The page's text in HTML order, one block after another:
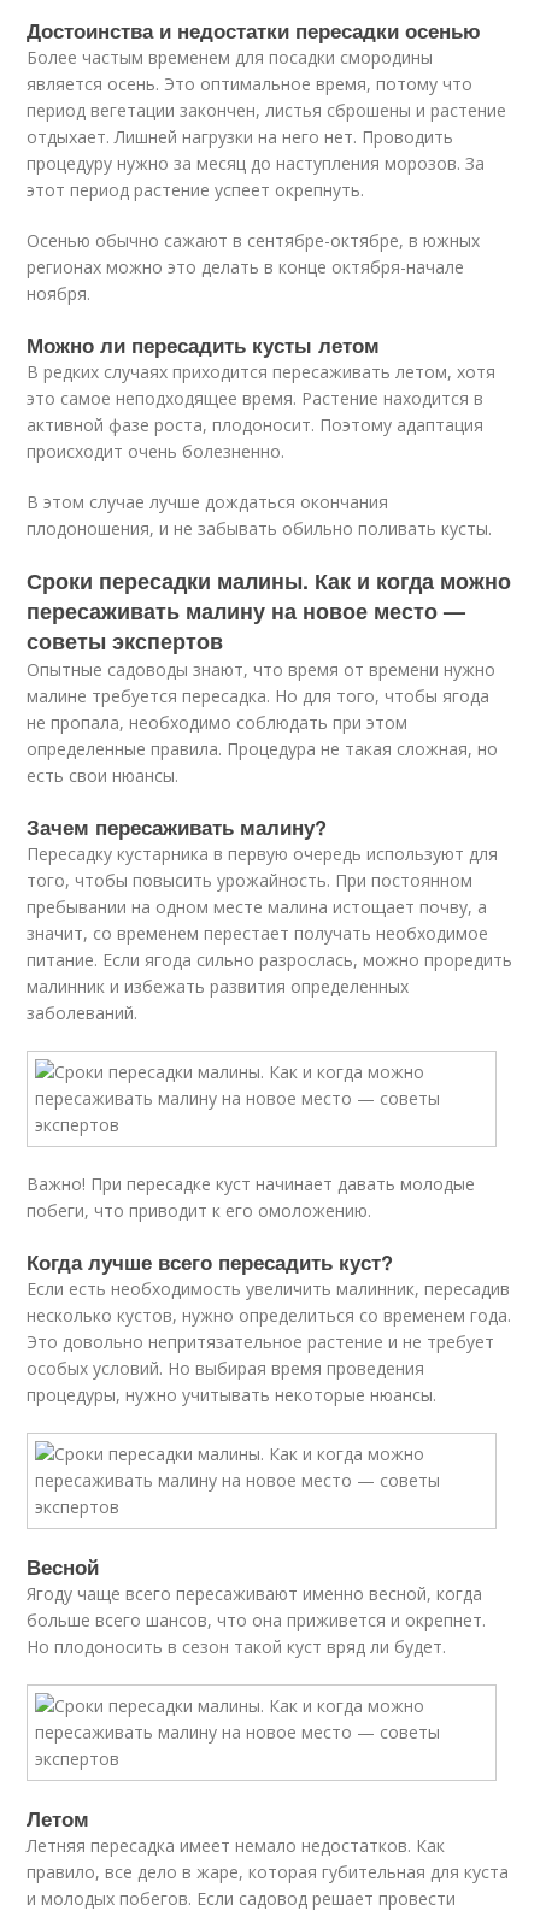
Достоинства и недостатки пересадки осенью
Более частым временем для посадки смородины
является осень. Это оптимальное время, потому что
период вегетации закончен, листья сброшены и растение
отдыхает. Лишней нагрузки на него нет. Проводить
процедуру нужно за месяц до наступления морозов. За
этот период растение успеет окрепнуть.
Осенью обычно сажают в сентябре-октябре, в южных
регионах можно это делать в конце октября-начале
ноября.
Можно ли пересадить кусты летом
В редких случаях приходится пересаживать летом, хотя
это самое неподходящее время. Растение находится в
активной фазе роста, плодоносит. Поэтому адаптация
происходит очень болезненно.
В этом случае лучше дождаться окончания
плодоношения, и не забывать обильно поливать кусты.
Сроки пересадки малины. Как и когда можно
пересаживать малину на новое место —
советы экспертов
Опытные садоводы знают, что время от времени нужно
малине требуется пересадка. Но для того, чтобы ягода
не пропала, необходимо соблюдать при этом
определенные правила. Процедура не такая сложная, но
есть свои нюансы.
Зачем пересаживать малину?
Пересадку кустарника в первую очередь используют для
того, чтобы повысить урожайность. При постоянном
пребывании на одном месте малина истощает почву, а
значит, со временем перестает получать необходимое
питание. Если ягода сильно разрослась, можно проредить
малинник и избежать развития определенных
заболеваний.
Важно! При пересадке куст начинает давать молодые
побеги, что приводит к его омоложению.
Когда лучше всего пересадить куст?
Если есть необходимость увеличить малинник, пересадив
несколько кустов, нужно определиться со временем года.
Это довольно непритязательное растение и не требует
особых условий. Но выбирая время проведения
процедуры, нужно учитывать некоторые нюансы.
Весной
Ягоду чаще всего пересаживают именно весной, когда
больше всего шансов, что она приживется и окрепнет.
Но плодоносить в сезон такой куст вряд ли будет.
Летом
Летняя пересадка имеет немало недостатков. Как
правило, все дело в жаре, которая губительная для куста
и молодых побегов. Если садовод решает провести